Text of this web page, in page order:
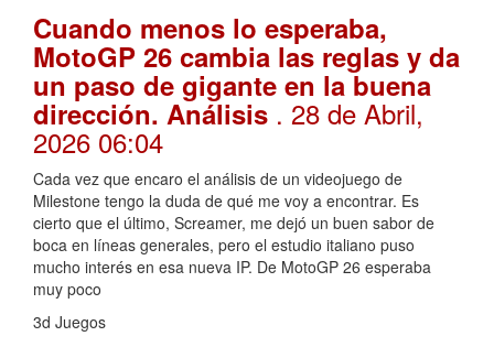
Cuando menos lo esperaba,
MotoGP 26 cambia las reglas y da
un paso de gigante en la buena
dirección. Análisis . 28 de Abril,
2026 06:04
Cada vez que encaro el análisis de un videojuego de
Milestone tengo la duda de qué me voy a encontrar. Es
cierto que el último, Screamer, me dejó un buen sabor de
boca en líneas generales, pero el estudio italiano puso
mucho interés en esa nueva IP. De MotoGP 26 esperaba
muy poco
3d Juegos